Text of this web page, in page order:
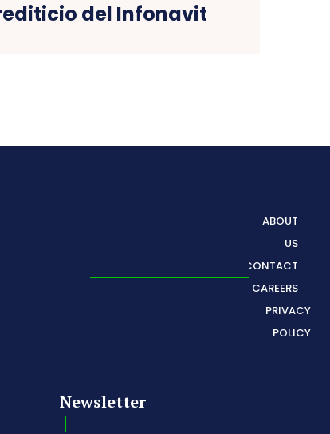
del Infonavit
ABOUT
US
CONTACT
CAREERS
PRIVACY
POLICY
Newsletter